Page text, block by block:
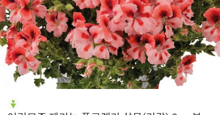
10 숙근
제라늄